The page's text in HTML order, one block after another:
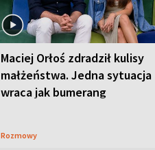
Maciej Orłoś zdradził kulisy
małżeństwa. Jedna sytuacja
wraca jak bumerang
Rozmowy